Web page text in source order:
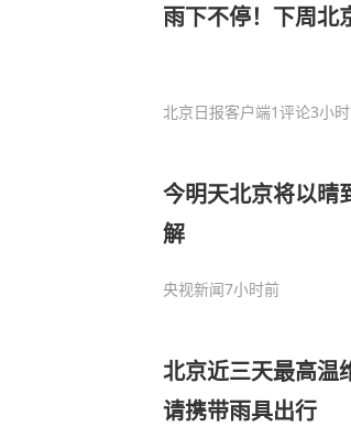
雨下不停！下周北
北京日报客户端1评论3小
今明天北京将以
解
央视新闻7小时前
北京近三天最高温
请携带雨具出行